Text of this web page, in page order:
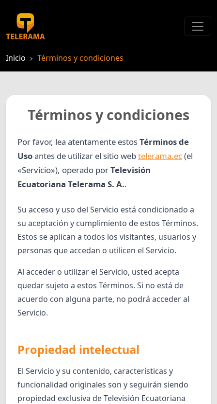
Inicio Términos y condiciones
Términos y condiciones
Por favor, lea atentamente estosTérminos de
Usoantes de utilizar el sitio webtelerama.ec(el
«Servicio»), operado porTelevisión
Ecuatoriana Telerama S. A..
Su acceso y uso del Servicio está condicionado a
su aceptación y cumplimiento de estos Términos.
Estos se aplican a todos los visitantes, usuarios y
personas que accedan o utilicen el Servicio.
Al acceder o utilizar el Servicio, usted acepta
quedar sujeto a estos Términos. Si no está de
acuerdo con alguna parte, no podrá acceder al
Servicio.
Propiedad intelectual
El Servicio y su contenido, características y
funcionalidad originales son y seguirán siendo
propiedad exclusiva de Televisión Ecuatoriana